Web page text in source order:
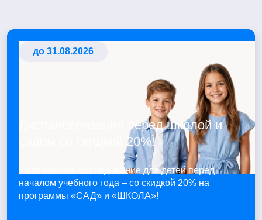
до 31.08.2026
Диспансеризация перед школой и
садом со скидкой 20%!
Комплексное обследование для детей перед
началом учебного года – со скидкой 20% на
программы «САД» и «ШКОЛА»!